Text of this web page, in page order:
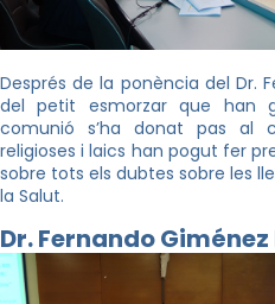
Després de la ponència del Dr.
del petit esmorzar que han
comunió s’ha donat pas al
religioses i laics han pogut fer
sobre tots els dubtes sobre les
la Salut.
Dr. Fernando